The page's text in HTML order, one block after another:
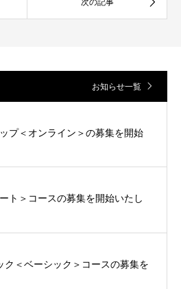
お知らせ一覧
プ＜オンライン＞の募集を開始
ト＞コースの募集を開始いたし
ク＜ベーシック＞コースの募集を